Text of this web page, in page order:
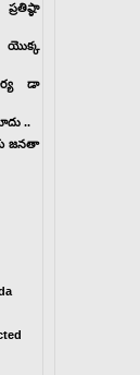
యొక్క
డా
..
జనతా